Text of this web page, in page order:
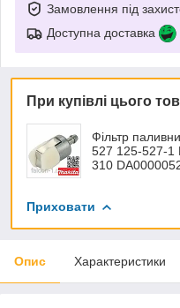
Замовлення під
Доступна доставка
При купівлі цього
Фільтр
527 125-527-1
310
Приховати
Опис Характеристики